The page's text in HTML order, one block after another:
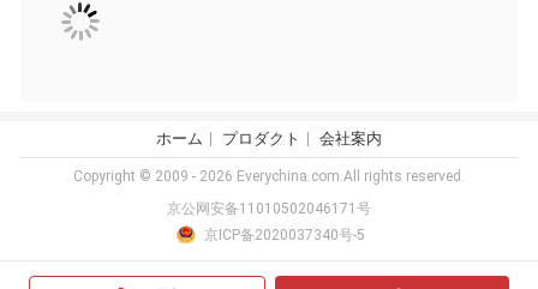
ホーム プロダクト 会社案内
Copyright © 2009 - 2026 Everychina.com.All rights reserved.
京公网安备11010502046171号
京ICP备2020037340号-5